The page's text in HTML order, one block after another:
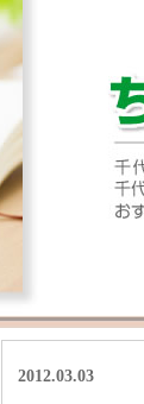
2012.03.03